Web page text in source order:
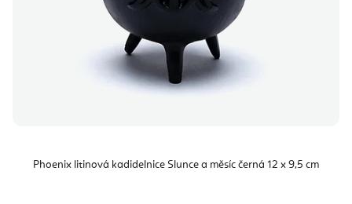
Phoenix litinová kadidelnice Slunce a měsíc černá 12 x 9,5 cm